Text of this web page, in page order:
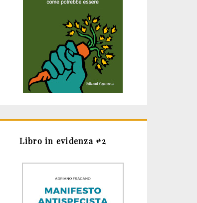
Libro in evidenza #2